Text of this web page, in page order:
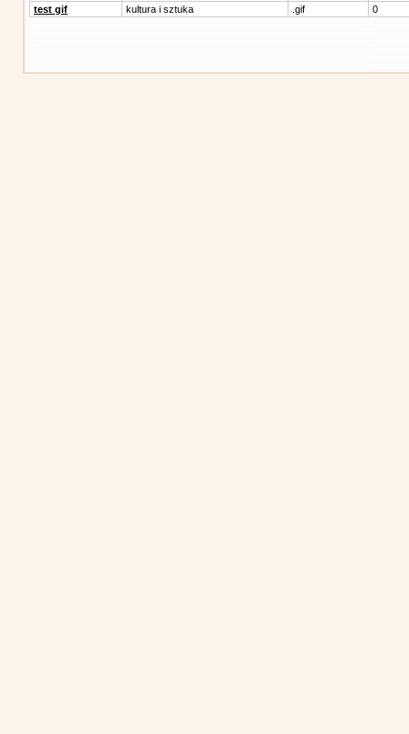
test gif
kultura i sztuka .gif 0